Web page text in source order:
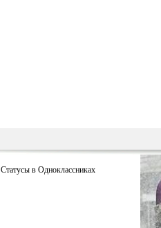
Статусы в Одноклассниках